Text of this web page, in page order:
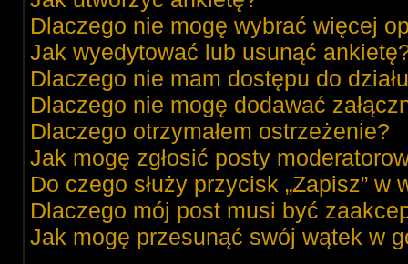
Dlaczego nie mogę wybrać więcej
Jak wyedytować lub usunąć
Dlaczego nie mam dostępu do
Dlaczego nie mogę dodawać
Dlaczego otrzymałem ostrzeżenie?
Jak mogę zgłosić posty
Do czego służy przycisk „Zapisz”
Dlaczego mój post musi być
Jak mogę przesunąć swój wątek w